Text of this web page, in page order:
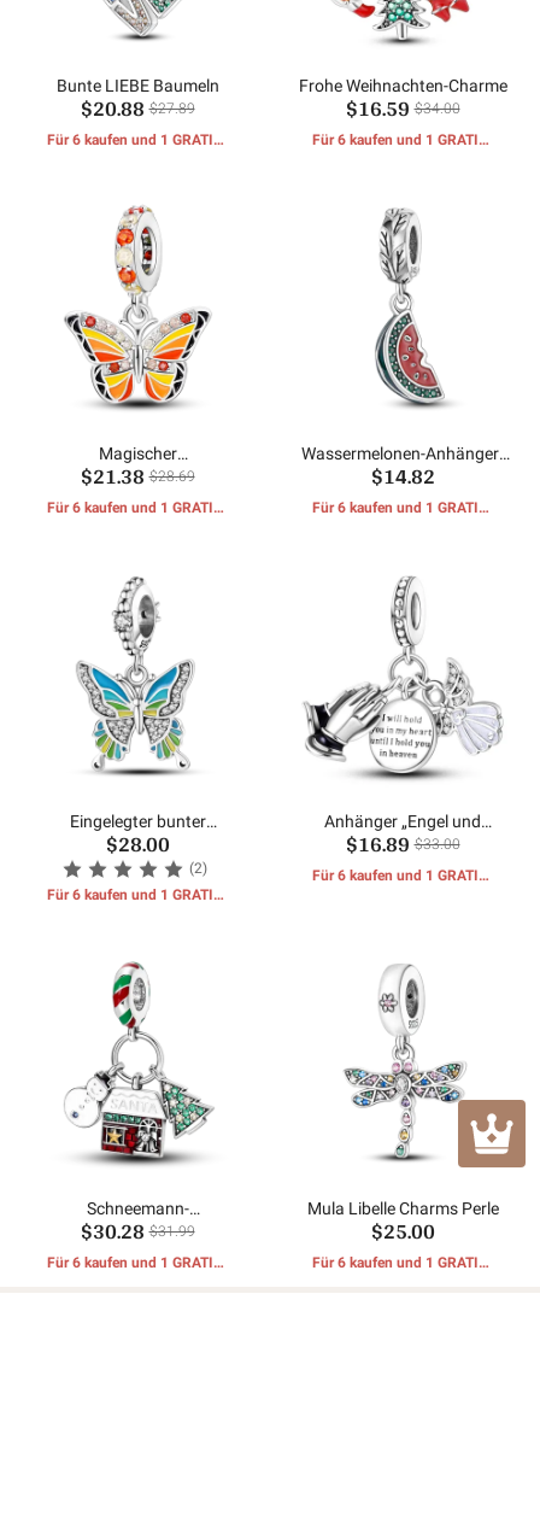
Bunte LIEBE Baumeln
$20.88 $27.89
Für 6 kaufen und 1 GRATIS-
Frohe Weihnachten-Charme
$16.59 $34.00
Für 6 kaufen und 1 GRATIS-
Magischer
Schmetterlingsbaum
$21.38 $28.69
Für 6 kaufen und 1 GRATIS-
Wassermelonen-Anhänger-
Charms
$14.82
Für 6 kaufen und 1 GRATIS-
Eingelegter bunter
Schmetterlingsbaum
$28.00
(2)
Für 6 kaufen und 1 GRATIS-
Anhänger „Engel und
Glaube“.
$16.89 $33.00
Für 6 kaufen und 1 GRATIS-
Schneemann-
Weihnachtsbaum baumeln
$30.28 $31.99
Für 6 kaufen und 1 GRATIS-
Mula Libelle Charms Perle
$25.00
Für 6 kaufen und 1 GRATIS-